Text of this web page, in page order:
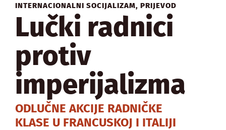
INTERNACIONALNI SOCIJALIZAM, PRIJEVOD
Lučki radnici
protiv
imperijalizma
ODLUČNE AKCIJE RADNIČKE
KLASE U FRANCUSKOJ I ITALIJI